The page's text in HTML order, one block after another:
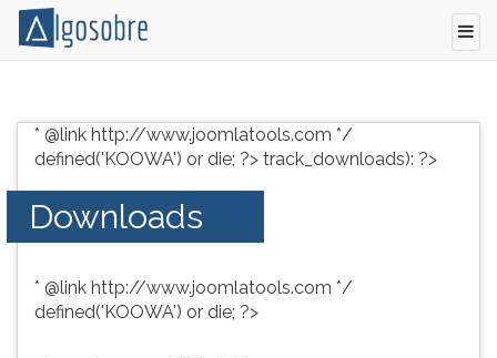
grátis
vestibular,
enem
concursos.
resumos
TAB
depois
F
para
ouvir
conteúdo
principal
* @link http://www.joomlatools.com */
defined('KOOWA') or die; ?> track_downloads): ?>
Downloads
* @link http://www.joomlatools.com */
defined('KOOWA') or die; ?>